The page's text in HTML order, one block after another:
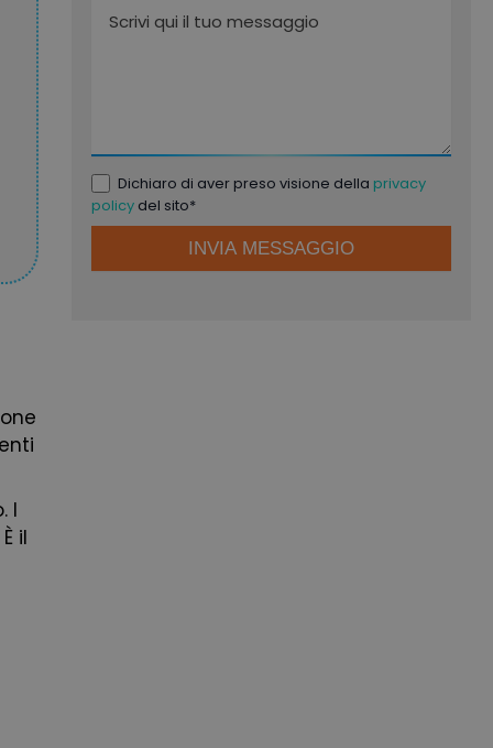
I
il
Dichiaro di aver preso visione della privacy
policy del sito*
Si prega di lasciare vuoto questo campo.